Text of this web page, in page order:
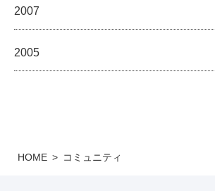
2007
2005
HOME コミュニティ